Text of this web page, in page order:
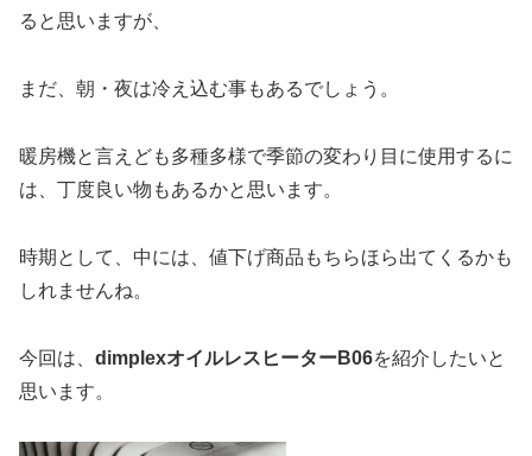
ると思いますが、
まだ、朝・夜は冷え込む事もあるでしょう。
暖房機と言えども多種多様で季節の変わり目に使用するに
は、丁度良い物もあるかと思います。
時期として、中には、値下げ商品もちらほら出てくるかも
しれませんね。
今回は、 dimplexオイルレスヒーターB06を紹介したいと
思います。